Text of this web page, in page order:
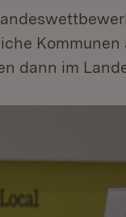
Kommunen
dann im